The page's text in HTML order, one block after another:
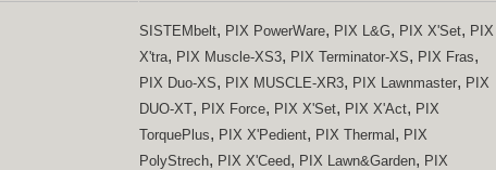
SISTEMbelt, PIX PowerWare, PIX L&G, PIX X'Set, PIX
X'tra, PIX Muscle-XS3, PIX Terminator-XS, PIX Fras,
PIX Duo-XS, PIX MUSCLE-XR3, PIX Lawnmaster, PIX
DUO-XT, PIX Force, PIX X'Set, PIX X'Act, PIX
TorquePlus, PIX X'Pedient, PIX Thermal , PIX
PolyStrech, PIX X'Ceed, PIX Lawn&Garden, PIX